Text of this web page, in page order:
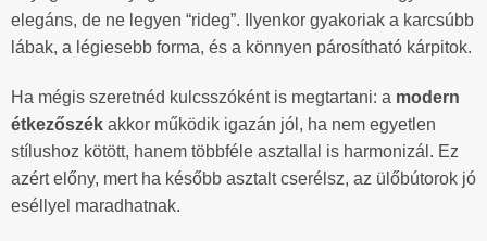
elegáns, de ne legyen “rideg”. Ilyenkor gyakoriak a karcsúbb
lábak, a légiesebb forma, és a könnyen párosítható kárpitok.
Ha mégis szeretnéd kulcsszóként is megtartani: a modern
étkezőszék akkor működik igazán jól, ha nem egyetlen
stílushoz kötött, hanem többféle asztallal is harmonizál. Ez
azért előny, mert ha később asztalt cserélsz, az ülőbútorok jó
eséllyel maradhatnak.